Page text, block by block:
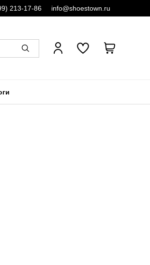
213-17-86 info@shoestown.ru